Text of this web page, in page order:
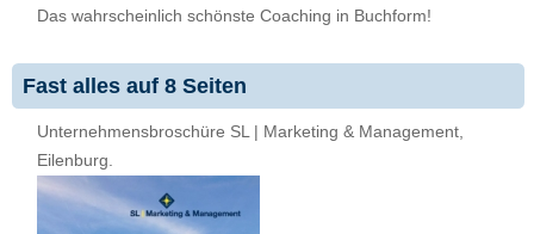
Das wahrscheinlich schönste Coaching in Buchform!
Fast alles auf 8 Seiten
Unternehmensbroschüre SL | Marketing & Management,
Eilenburg.